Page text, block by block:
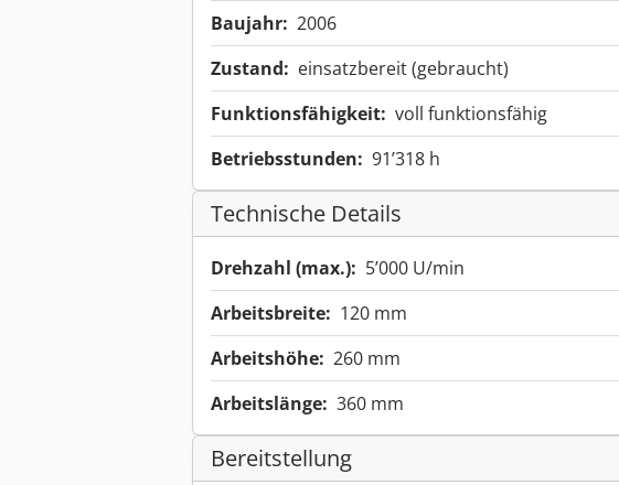
Baujahr: 2006
Zustand: einsatzbereit (gebraucht)
Funktionsfähigkeit: voll funktionsfähig
Betriebsstunden: 91’318 h
Technische Details
Drehzahl (max.): 5’000 U/min
Arbeitsbreite: 120 mm
Arbeitshöhe: 260 mm
Arbeitslänge: 360 mm
Bereitstellung